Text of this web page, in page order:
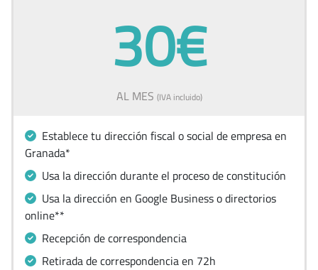
30€
AL MES (IVA incluido)
Establece tu dirección fiscal o social de empresa en
Granada*
Usa la dirección durante el proceso de constitución
Usa la dirección en Google Business o directorios
online**
Recepción de correspondencia
Retirada de correspondencia en 72h